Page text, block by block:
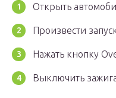
Открыть
Произвести
Нажать кнопку
Выключить